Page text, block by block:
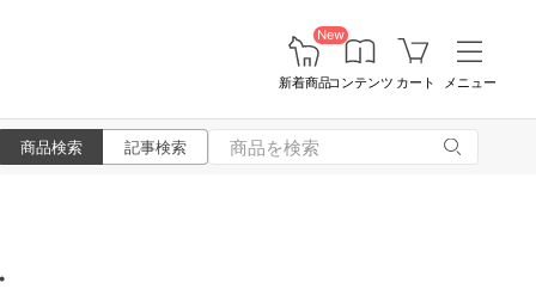
New
新着商品コンテンツ カート メニュー
商品検索 記事検索